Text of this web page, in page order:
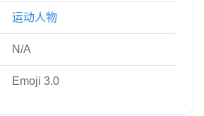
运动人物
N/A
Emoji 3.0